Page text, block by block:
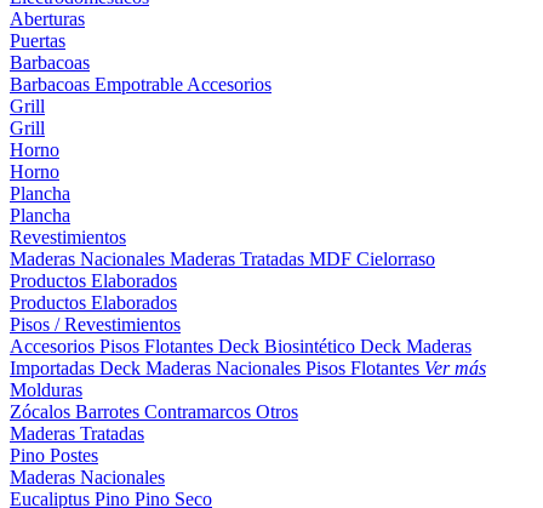
Aberturas
Puertas
Barbacoas
Barbacoas Empotrable Accesorios
Grill
Grill
Horno
Horno
Plancha
Plancha
Revestimientos
Maderas Nacionales Maderas Tratadas MDF Cielorraso
Productos Elaborados
Productos Elaborados
Pisos / Revestimientos
Accesorios Pisos Flotantes Deck Biosintético Deck Maderas
Importadas Deck Maderas Nacionales Pisos Flotantes Ver más
Molduras
Zócalos Barrotes Contramarcos Otros
Maderas Tratadas
Pino Postes
Maderas Nacionales
Eucaliptus Pino Pino Seco